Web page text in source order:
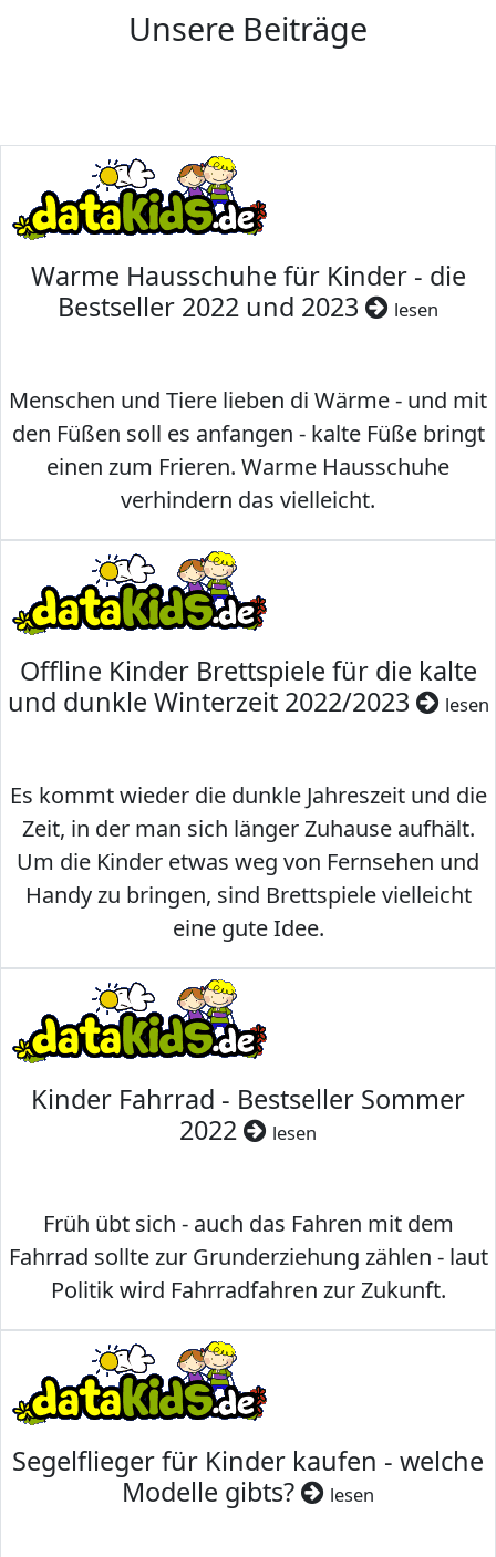
Unsere Beiträge
Warme Hausschuhe für Kinder - die
Bestseller 2022 und 2023
lesen
Menschen und Tiere lieben di Wärme - und mit
den Füßen soll es anfangen - kalte Füße bringt
einen zum Frieren. Warme Hausschuhe
verhindern das vielleicht.
Offline Kinder Brettspiele für die kalte
und dunkle Winterzeit 2022/2023
lesen
Es kommt wieder die dunkle Jahreszeit und die
Zeit, in der man sich länger Zuhause aufhält.
Um die Kinder etwas weg von Fernsehen und
Handy zu bringen, sind Brettspiele vielleicht
eine gute Idee.
Kinder Fahrrad - Bestseller Sommer
2022
lesen
Früh übt sich - auch das Fahren mit dem
Fahrrad sollte zur Grunderziehung zählen - laut
Politik wird Fahrradfahren zur Zukunft.
Segelflieger für Kinder kaufen - welche
Modelle gibts?
lesen